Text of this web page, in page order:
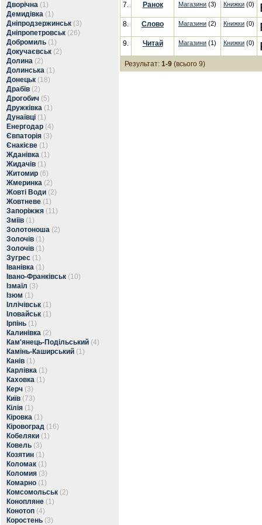
Дворічна (1)
Демидівка (1)
Дніпродзержинськ (3)
Дніпропетровськ (26)
Добромиль (1)
Докучаєвськ (2)
Долина (2)
Долинська (1)
Донецьк (18)
Драбів (2)
Дрогобич (5)
Дружківка (1)
Дунаївці (1)
Енергодар (4)
Євпаторія (3)
Єнакієве (1)
Жданівка (1)
Жидачів (1)
Житомир (6)
Жмеринка (2)
Жовті Води (2)
Жовтневе (1)
Запоріжжя (11)
Зміїв (1)
Золотоноша (2)
Золочів (1)
Золочів (1)
Зугрес (1)
Іванівка (1)
Івано-Франківськ (10)
Ізмаїл (3)
Ізюм (1)
Іллічівськ (1)
Іловайськ (1)
Ірпінь (1)
Калинівка (2)
Кам'янець-Подільський (4)
Камінь-Каширський (1)
Канів (1)
Карлівка (1)
Каховка (1)
Керч (3)
Київ (73)
Кілія (1)
Кіровка (1)
Кіровоград (16)
Кобеляки (1)
Ковель (3)
Козятин (1)
Коломак (1)
Коломия (3)
Комарно (1)
Комсомольськ (2)
Конопляне (1)
Конотоп (4)
Коростень (3)
7. Ранок Магазини (3) Книжки (0)
8. Слово Магазини (2) Книжки (0)
9. Читай Магазини (1) Книжки (0)
Результат: 1-9 (всього 9)